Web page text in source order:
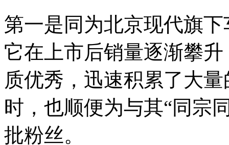
第一是同为北京现代旗
它在上市后销量逐渐攀
质优秀，迅速积累了大
时，也顺便为与其“同宗
批粉丝。